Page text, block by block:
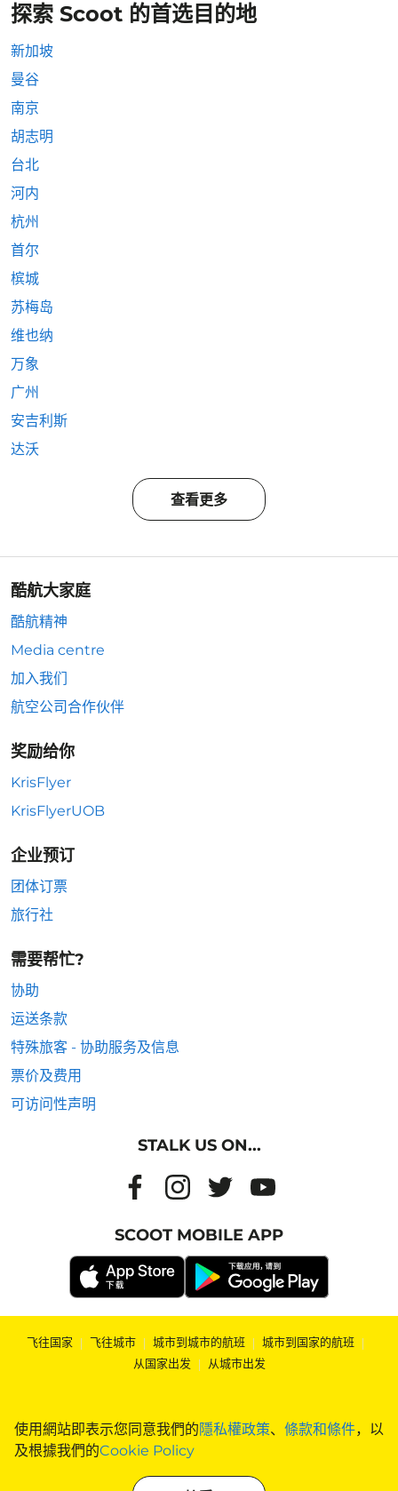
使用網站即表示您同意我們的隱私權政策、 條款和條件，以
及根據我們的Cookie Policy
探索 Scoot 的首选目的地
新加坡
曼谷
南京
胡志明
台北
河内
杭州
首尔
槟城
苏梅岛
维也纳
万象
广州
安吉利斯
达沃
查看更多
酷航大家庭
酷航精神
Media centre
加入我们
航空公司合作伙伴
奖励给你
KrisFlyer
KrisFlyerUOB
企业预订
团体订票
旅行社
需要帮忙?
协助
运送条款
特殊旅客 - 协助服务及信息
票价及费用
可访问性声明
STALK US ON...
SCOOT MOBILE APP
飞往国家 | 飞往城市 | 城市到城市的航班 | 城市到国家的航班 |
从国家出发 | 从城市出发